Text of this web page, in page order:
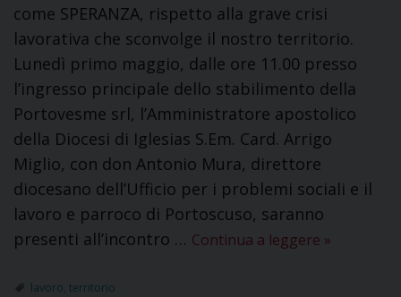
come SPERANZA, rispetto alla grave crisi
lavorativa che sconvolge il nostro territorio.
Lunedì primo maggio, dalle ore 11.00 presso
l’ingresso principale dello stabilimento della
Portovesme srl, l’Amministratore apostolico
della Diocesi di Iglesias S.Em. Card. Arrigo
Miglio, con don Antonio Mura, direttore
diocesano dell’Ufficio per i problemi sociali e il
lavoro e parroco di Portoscuso, saranno
presenti all’incontro … Continua a leggere »
lavoro territorio